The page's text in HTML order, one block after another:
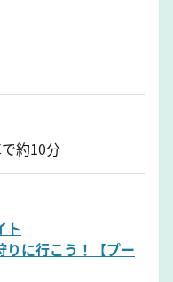
約10分
ト
りに行こう！【プー